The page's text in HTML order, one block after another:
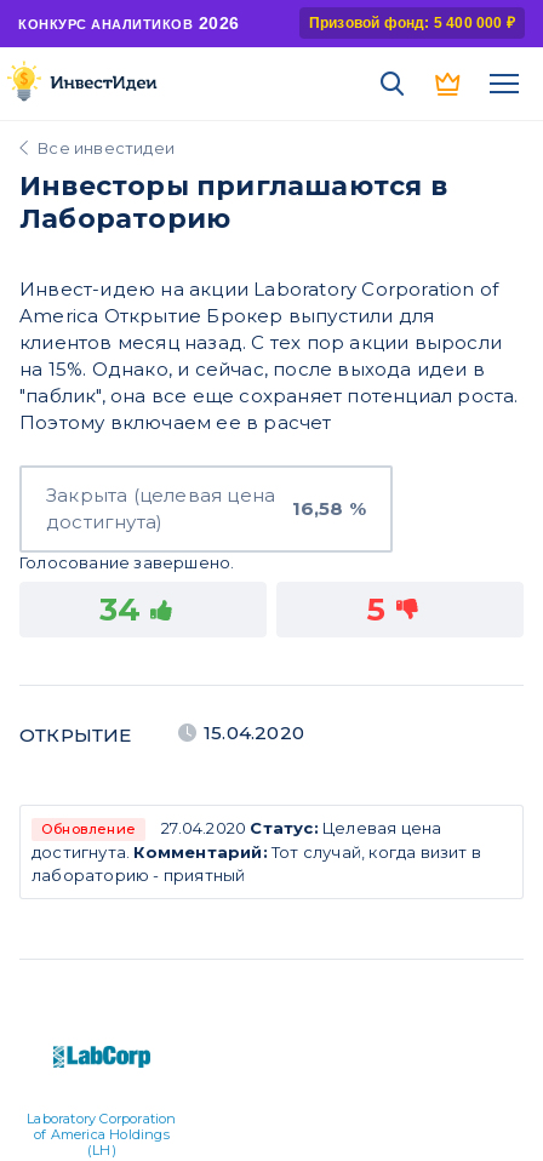
КОНКУРС АНАЛИТИКОВ 2026 Призовой фонд: 5 400 000 ₽
Все инвестидеи
Инвесторы приглашаются в
Лабораторию
Инвест-идею на акции Laboratory Corporation of
America Открытие Брокер выпустили для
клиентов месяц назад. С тех пор акции выросли
на 15%. Однако, и сейчас, после выхода идеи в
"паблик", она все еще сохраняет потенциал роста.
Поэтому включаем ее в расчет
Закрыта (целевая цена
достигнута)
16,58 %
Голосование завершено.
34 5
ОТКРЫТИЕ 15.04.2020
Обновление 27.04.2020 Статус: Целевая цена
достигнута. Комментарий:Тот случай, когда визит в
лабораторию - приятный
Laboratory Corporation
of America Holdings
(LH)